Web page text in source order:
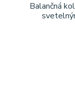
Balančná